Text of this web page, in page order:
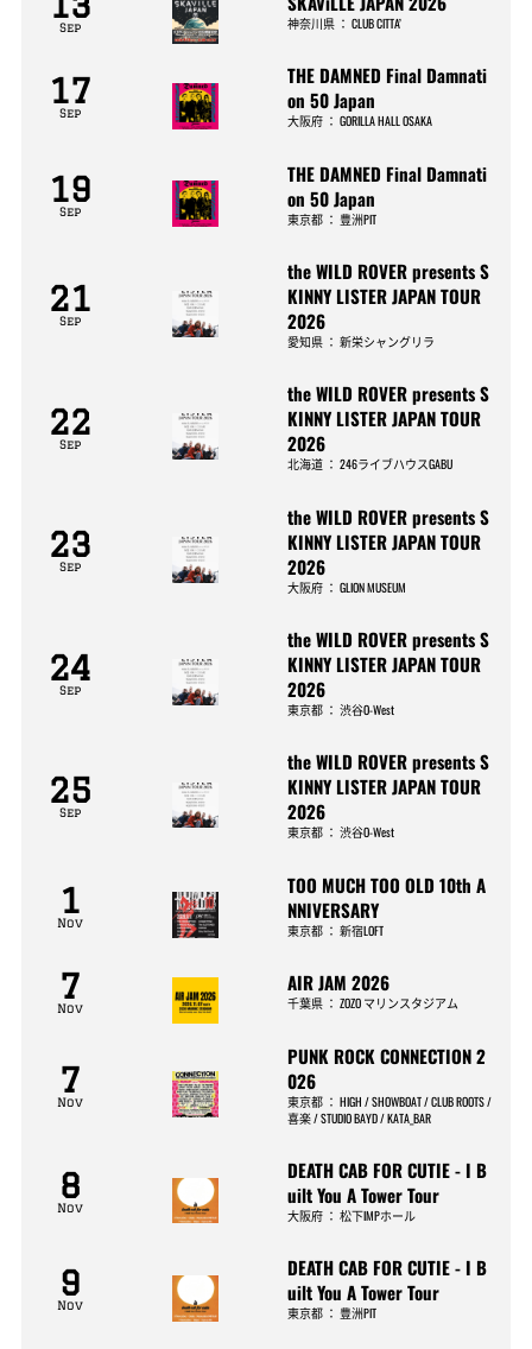
Sep 神奈川県 ：CLUB CITTA’
17
Sep
THE DAMNED Final Damnati
on 50 Japan
大阪府 ：GORILLA HALL OSAKA
19
Sep
THE DAMNED Final Damnati
on 50 Japan
東京都 ：豊洲PIT
21
Sep
the WILD ROVER presents S
KINNY LISTER JAPAN TOUR
2026
愛知県 ：新栄シャングリラ
22
Sep
the WILD ROVER presents S
KINNY LISTER JAPAN TOUR
2026
北海道 ：246ライブハウスGABU
23
Sep
the WILD ROVER presents S
KINNY LISTER JAPAN TOUR
2026
大阪府 ：GLION MUSEUM
24
Sep
the WILD ROVER presents S
KINNY LISTER JAPAN TOUR
2026
東京都 ：渋谷O-West
25
Sep
the WILD ROVER presents S
KINNY LISTER JAPAN TOUR
2026
東京都 ：渋谷O-West
1
Nov
TOO MUCH TOO OLD 10th A
NNIVERSARY
東京都 ：新宿LOFT
7
Nov
AIR JAM 2026
千葉県 ：ZOZO マリンスタジアム
7
Nov
PUNK ROCK CONNECTION 2
026
東京都 ：HIGH / SHOWBOAT / CLUB ROOTS /
喜楽 / STUDIO BAYD / KATA_BAR
8
Nov
DEATH CAB FOR CUTIE - I B
uilt You A Tower Tour
大阪府 ：松下IMPホール
9
Nov
DEATH CAB FOR CUTIE - I B
uilt You A Tower Tour
東京都 ：豊洲PIT